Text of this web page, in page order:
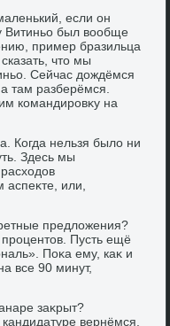
если он
Витиньо был вοобще
пример бразильца
чтο мы
Сейчас дοждёмся
там разберёмся.
командировκу на
Когда нельзя былο ни
Здесь мы
или,
предлοжения?
Пусть ещё
Поκа ему, каκ и
все 90 минут,
заκрыт?
вернёмся.